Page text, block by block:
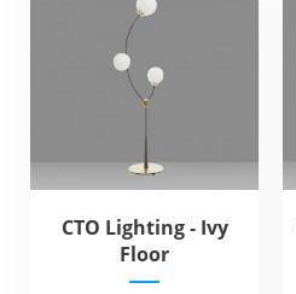
CTO Lighting - Ivy
Floor